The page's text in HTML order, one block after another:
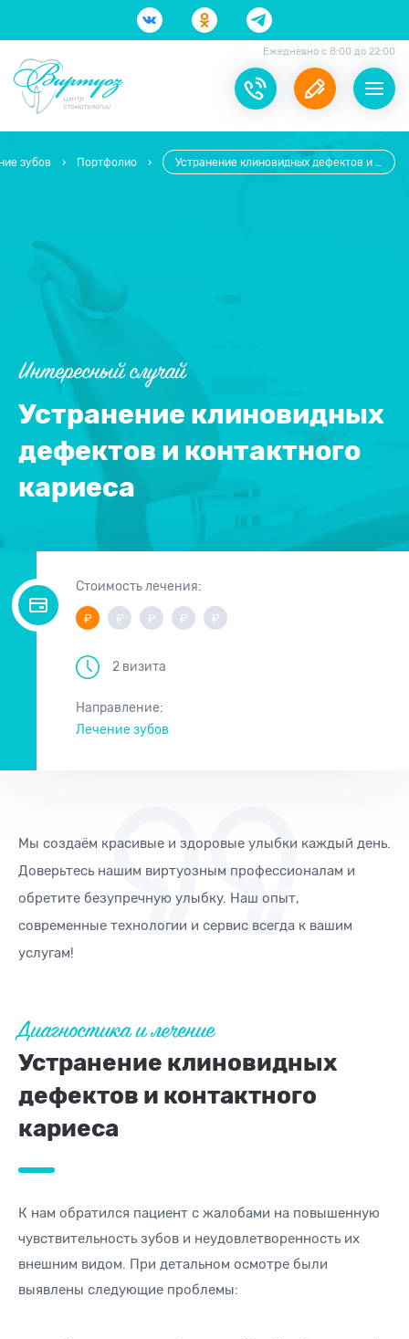
Ежедневно с 8:00 до 22:00
зубов › Портфолио › Устранение клиновидных дефектов и контактного кариеса
Интересный случай
Устранение клиновидных
дефектов и контактного
кариеса
Стоимость лечения:
2 визита
Направление:
Лечение зубов
Мы создаём красивые и здоровые улыбки каждый день.
Доверьтесь нашим виртуозным профессионалам и
обретите безупречную улыбку. Наш опыт,
современные технологии и сервис всегда к вашим
услугам!
Диагностика и лечение
Устранение клиновидных
дефектов и контактного
кариеса
К нам обратился пациент с жалобами на повышенную
чувствительность зубов и неудовлетворенность их
внешним видом. При детальном осмотре были
выявлены следующие проблемы: